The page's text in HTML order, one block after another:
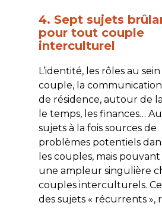
4. Sept sujets
pour tout couple
interculturel
L’identité, les rôles au
couple, la
de résidence, autour de
le temps, les finances…
sujets à la fois sources de
problèmes potentiels
les couples, mais
une ampleur singulière
couples interculturels.
des sujets « récurrents »,